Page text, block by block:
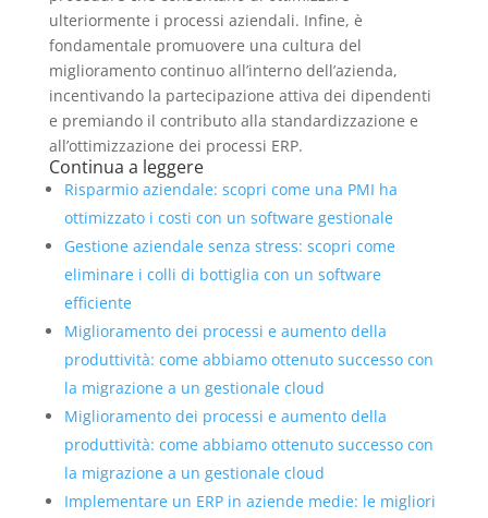
ulteriormente i processi aziendali. Infine, è
fondamentale promuovere una cultura del
miglioramento continuo all’interno dell’azienda,
incentivando la partecipazione attiva dei dipendenti
e premiando il contributo alla standardizzazione e
all’ottimizzazione dei processi ERP.
Continua a leggere
Risparmio aziendale: scopri come una PMI ha
ottimizzato i costi con un software gestionale
Gestione aziendale senza stress: scopri come
eliminare i colli di bottiglia con un software
efficiente
Miglioramento dei processi e aumento della
produttività: come abbiamo ottenuto successo con
la migrazione a un gestionale cloud
Miglioramento dei processi e aumento della
produttività: come abbiamo ottenuto successo con
la migrazione a un gestionale cloud
Implementare un ERP in aziende medie: le migliori